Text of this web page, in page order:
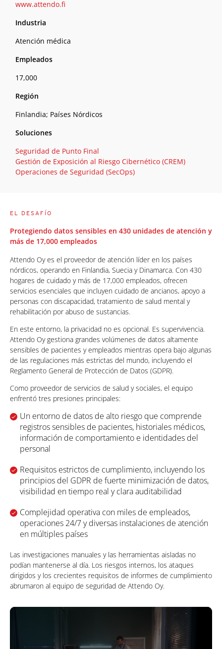
www.attendo.fi
Industria
Atención médica
Empleados
17,000
Región
Finlandia; Países Nórdicos
Soluciones
Seguridad de Punto Final
Gestión de Exposición al Riesgo Cibernético (CREM)
Operaciones de Seguridad (SecOps)
EL DESAFÍO
Protegiendo datos sensibles en 430 unidades de atención y
más de 17,000 empleados
Attendo Oy es el proveedor de atención líder en los países
nórdicos, operando en Finlandia, Suecia y Dinamarca. Con 430
hogares de cuidado y más de 17,000 empleados, ofrecen
servicios esenciales que incluyen cuidado de ancianos, apoyo a
personas con discapacidad, tratamiento de salud mental y
rehabilitación por abuso de sustancias.
En este entorno, la privacidad no es opcional. Es supervivencia.
Attendo Oy gestiona grandes volúmenes de datos altamente
sensibles de pacientes y empleados mientras opera bajo algunas
de las regulaciones más estrictas del mundo, incluyendo el
Reglamento General de Protección de Datos (GDPR).
Como proveedor de servicios de salud y sociales, el equipo
enfrentó tres presiones principales:
Un entorno de datos de alto riesgo que comprende
registros sensibles de pacientes, historiales médicos,
información de comportamiento e identidades del
personal
Requisitos estrictos de cumplimiento, incluyendo los
principios del GDPR de fuerte minimización de datos,
visibilidad en tiempo real y clara auditabilidad
Complejidad operativa con miles de empleados,
operaciones 24/7 y diversas instalaciones de atención
en múltiples países
Las investigaciones manuales y las herramientas aisladas no
podían mantenerse al día. Los riesgos internos, los ataques
dirigidos y los crecientes requisitos de informes de cumplimiento
abrumaron al equipo de seguridad de Attendo Oy.